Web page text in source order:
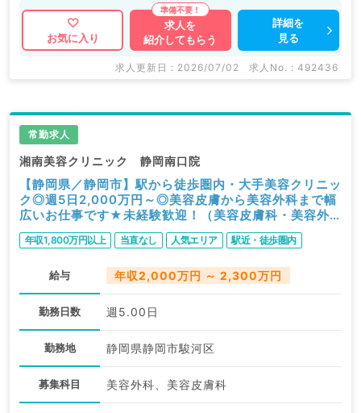
お気に入り
求人を
紹介してもらう
詳細を
見る
求人更新日 : 2026/07/02 求人No. : 492436
常勤求人
湘南美容クリニック 静岡南口院
【静岡県／静岡市】駅から徒歩圏内・大手美容クリニッ
ク◎週5日2,000万円～◎美容皮膚から美容外科まで幅
広いお仕事です★未経験歓迎！（美容皮膚科・美容外
科／常勤）
年収1,800万円以上 当直なし 人気エリア 駅近・徒歩圏内
給与 年収2,000万円 ～ 2,300万円
勤務日数 週5.00日
勤務地 静岡県静岡市駿河区
募集科目 美容外科、美容皮膚科